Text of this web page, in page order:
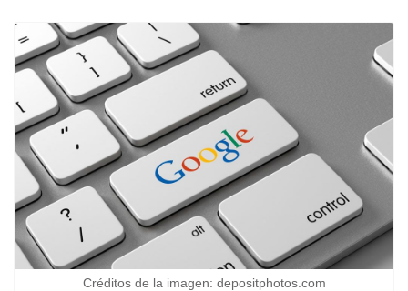
Créditos de la imagen: depositphotos.com